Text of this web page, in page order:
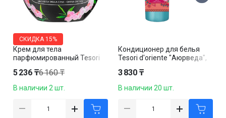
Крем для тела
парфюмированный Tesori
орхидея", 300 мл
СКИДКА 15%
5 236 ₸6 160 ₸
В наличии 2 шт.
Кондиционер для белья
Tesori d'oriente "Аюрведа",
3 830 ₸
В наличии 20 шт.